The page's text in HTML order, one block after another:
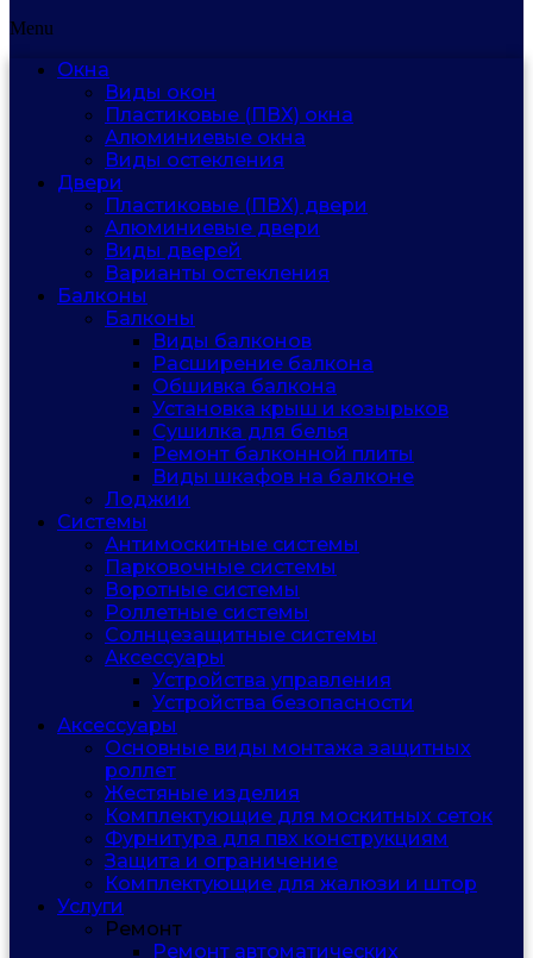
Menu
Окна
Виды окон
Пластиковые (ПВХ) окна
Алюминиевые окна
Виды остекления
Двери
Пластиковые (ПВХ) двери
Алюминиевые двери
Виды дверей
Варианты остекления
Балконы
Балконы
Виды балконов
Расширение балкона
Обшивка балкона
Установка крыш и козырьков
Сушилка для белья
Ремонт балконной плиты
Виды шкафов на балконе
Лоджии
Системы
Антимоскитные системы
Парковочные системы
Воротные системы
Роллетные системы
Солнцезащитные системы
Аксессуары
Устройства управления
Устройства безопасности
Аксессуары
Основные виды монтажа защитных
роллет
Жестяные изделия
Комплектующие для москитных сеток
Фурнитура для пвх конструкциям
Защита и ограничение
Комплектующие для жалюзи и штор
Услуги
Ремонт
Ремонт автоматических